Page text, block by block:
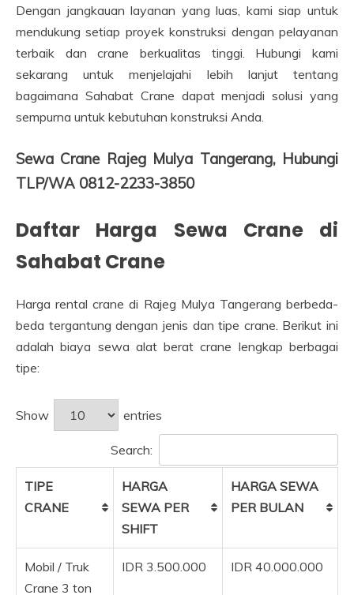
Dengan jangkauan layanan yang luas, kami siap untuk
mendukung setiap proyek konstruksi dengan pelayanan
terbaik dan crane berkualitas tinggi. Hubungi kami
sekarang untuk menjelajahi lebih lanjut tentang
bagaimana Sahabat Crane dapat menjadi solusi yang
sempurna untuk kebutuhan konstruksi Anda.
Sewa Crane Rajeg Mulya Tangerang, Hubungi
TLP/WA 0812-2233-3850
Daftar Harga Sewa Crane di
Sahabat Crane
Harga rental crane di Rajeg Mulya Tangerang berbeda-
beda tergantung dengan jenis dan tipe crane. Berikut ini
adalah biaya sewa alat berat crane lengkap berbagai
tipe:
Show entries
Search:
TIPE
CRANE
HARGA
SEWA PER
SHIFT
HARGA SEWA
PER BULAN
Mobil / Truk
Crane 3 ton
IDR 3.500.000 IDR 40.000.000